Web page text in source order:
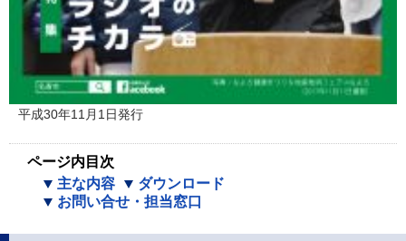
平成30年11月1日発行
ページ内目次
主な内容
ダウンロード
お問い合せ・担当窓口